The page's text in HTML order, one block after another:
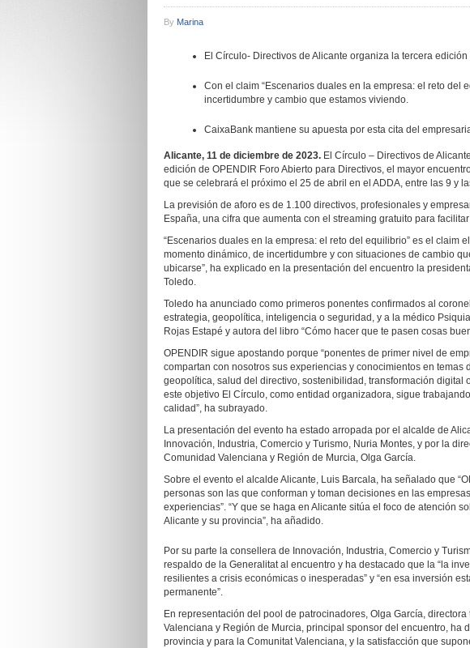
By Marina
El Círculo- Directivos de Alicante organiza la tercera
Con el claim “Escenarios duales en la empresa: el reto del
incertidumbre y cambio que estamos viviendo.
CaixaBank mantiene su apuesta por esta cita del
Alicante, 11 de diciembre de 2023. El Círculo – Directivos de
edición de OPENDIR Foro Abierto para Directivos, el mayor
que se celebrará el próximo el 25 de abril en el ADDA, entre las 9 y
La previsión de aforo es de 1.100 directivos, profesionales y
España, una cifra que aumenta con el streaming gratuito para
“Escenarios duales en la empresa: el reto del equilibrio” es el claim
momento dinámico, de incertidumbre y con situaciones de cambio
ubicarse”, ha explicado en la presentación del encuentro la
Toledo.
Toledo ha anunciado como primeros ponentes confirmados al
estrategia, geopolítica, inteligencia o seguridad, y a la médico
Rojas Estapé y autora del libro “Cómo hacer que te pasen cosas
OPENDIR sigue apostando porque “ponentes de primer nivel de
compartan con nosotros sus experiencias y conocimientos en temas
geopolítica, salud del directivo, sostenibilidad, transformación digital
este objetivo El Círculo, como entidad organizadora, sigue
calidad”, ha subrayado.
La presentación del evento ha estado arropada por el alcalde de
Innovación, Industria, Comercio y Turismo, Nuria Montes, y por la
Comunidad Valenciana y Región de Murcia, Olga García.
Sobre el evento el alcalde Alicante, Luis Barcala, ha señalado que
personas son las que conforman y toman decisiones en las
experiencias”. “Y que se haga en Alicante sitúa el foco de atención
Alicante y su provincia”, ha añadido.
Por su parte la consellera de Innovación, Industria, Comercio y
respaldo de la Generalitat al encuentro y ha destacado que la “la
resilientes a crisis económicas o inesperadas” y “en esa inversión
permanente”.
En representación del pool de patrocinadores, Olga García,
Valenciana y Región de Murcia, principal sponsor del encuentro, ha
provincia y para la Comunitat Valenciana, y la satisfacción que